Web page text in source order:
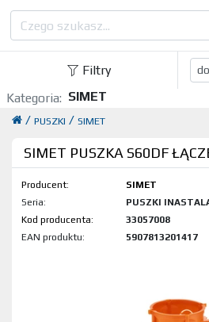
Filtry
Kategoria: SIMET
SIMET
/
PUSZKI
/
SIMET PUSZKA S60DF
Producent:
SIMET
Seria:
PUSZKI
Kod produktu:
33057008
EAN produktu:
5907813201417